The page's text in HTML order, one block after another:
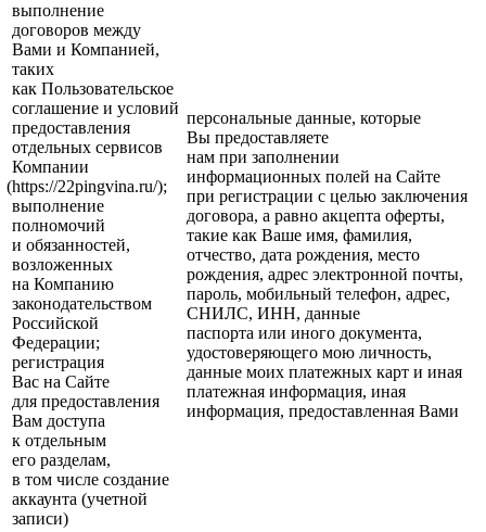
выполнение
договоров между
Вами и Компанией,
таких
как Пользовательское
соглашение и условий
предоставления
отдельных сервисов
Компании
(https://22pingvina.ru/);
выполнение
полномочий
и обязанностей,
возложенных
на Компанию
законодательством
Российской
Федерации;
регистрация
Вас на Сайте
для предоставления
Вам доступа
к отдельным
его разделам,
в том числе создание
аккаунта (учетной
записи)
персональные данные, которые
Вы предоставляете
нам при заполнении
информационных полей на Сайте
при регистрации с целью заключения
договора, а равно акцепта оферты,
такие как Ваше имя, фамилия,
отчество, дата рождения, место
рождения, адрес электронной почты,
пароль, мобильный телефон, адрес,
СНИЛС, ИНН, данные
паспорта или иного документа,
удостоверяющего мою личность,
данные моих платежных карт и иная
платежная информация, иная
информация, предоставленная Вами